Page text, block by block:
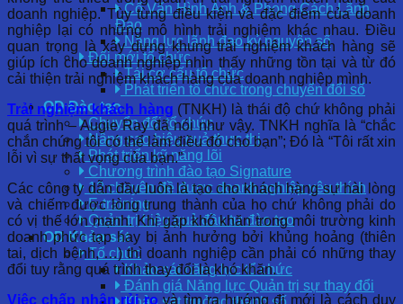
Cố Vấn Hình Ảnh & Phong Cách Lãnh
Đạo
Năng lực lãnh đạo kỷ nguyên số
Đổi mới tổ chức
Tái cơ cấu tổ chức
Phát triển tổ chức trong chuyển đổi số
OD Đào tạo
Chuyển đổi tổ chức
Nâng cao hiệu quả thực thi
Phát triển kỹ năng lõi
Chương trình đào tạo Signature
12 chuyên đề được doanh nghiệp yêu thích
E-training
Quản trị hiệu quả đầu tư đào tạo
OD Khảo sát
Tổ chức
Khảo sát năng lực tổ chức
Đánh giá Năng lực Quản trị sự thay đổi
doanh nghiệp. Tùy từng điều kiện và đặc điểm của doanh
nghiệp lại có những mô hình trải nghiệm khác nhau. Điều
quan trọng là xây dựng khung trải nghiệm khách hàng sẽ
giúp ích cho doanh nghiệp nhìn thấy những tồn tại và từ đó
cải thiện trải nghiệm khách hàng của doanh nghiệp mình.
Trải nghiệm khách hàng (TNKH) là thái độ chứ không phải
quá trình – Augie Ray đã nói như vậy. TNKH nghĩa là “chắc
chắn chúng tôi có thể làm điều đó cho bạn”; Đó là “Tôi rất xin
lỗi vì sự thất vọng của bạn.”
Các công ty dẫn đầu luôn là tạo cho khách hàng sự hài lòng
và chiếm được lòng trung thành của họ chứ không phải do
có vị thế lớn mạnh. Khi gặp khó khăn trong môi trường kinh
doanh phức tạp hay bị ảnh hưởng bởi khủng hoảng (thiên
tai, dịch bệnh, …) thì doanh nghiệp cần phải có những thay
đổi tuy rằng quá trình thay đổi là khó khăn.
Việc chấp nhận rủi rovà tìm ra hướng đi mới là cách duy